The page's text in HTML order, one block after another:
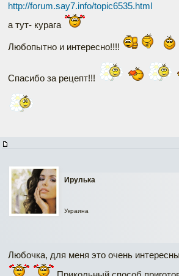
http://forum.say7.info/topic6535.html
а тут- курага
Любопытно и интересно!!!!
Спасибо за рецепт!!!
Ирулька
Украина
Любочка, для меня это очень